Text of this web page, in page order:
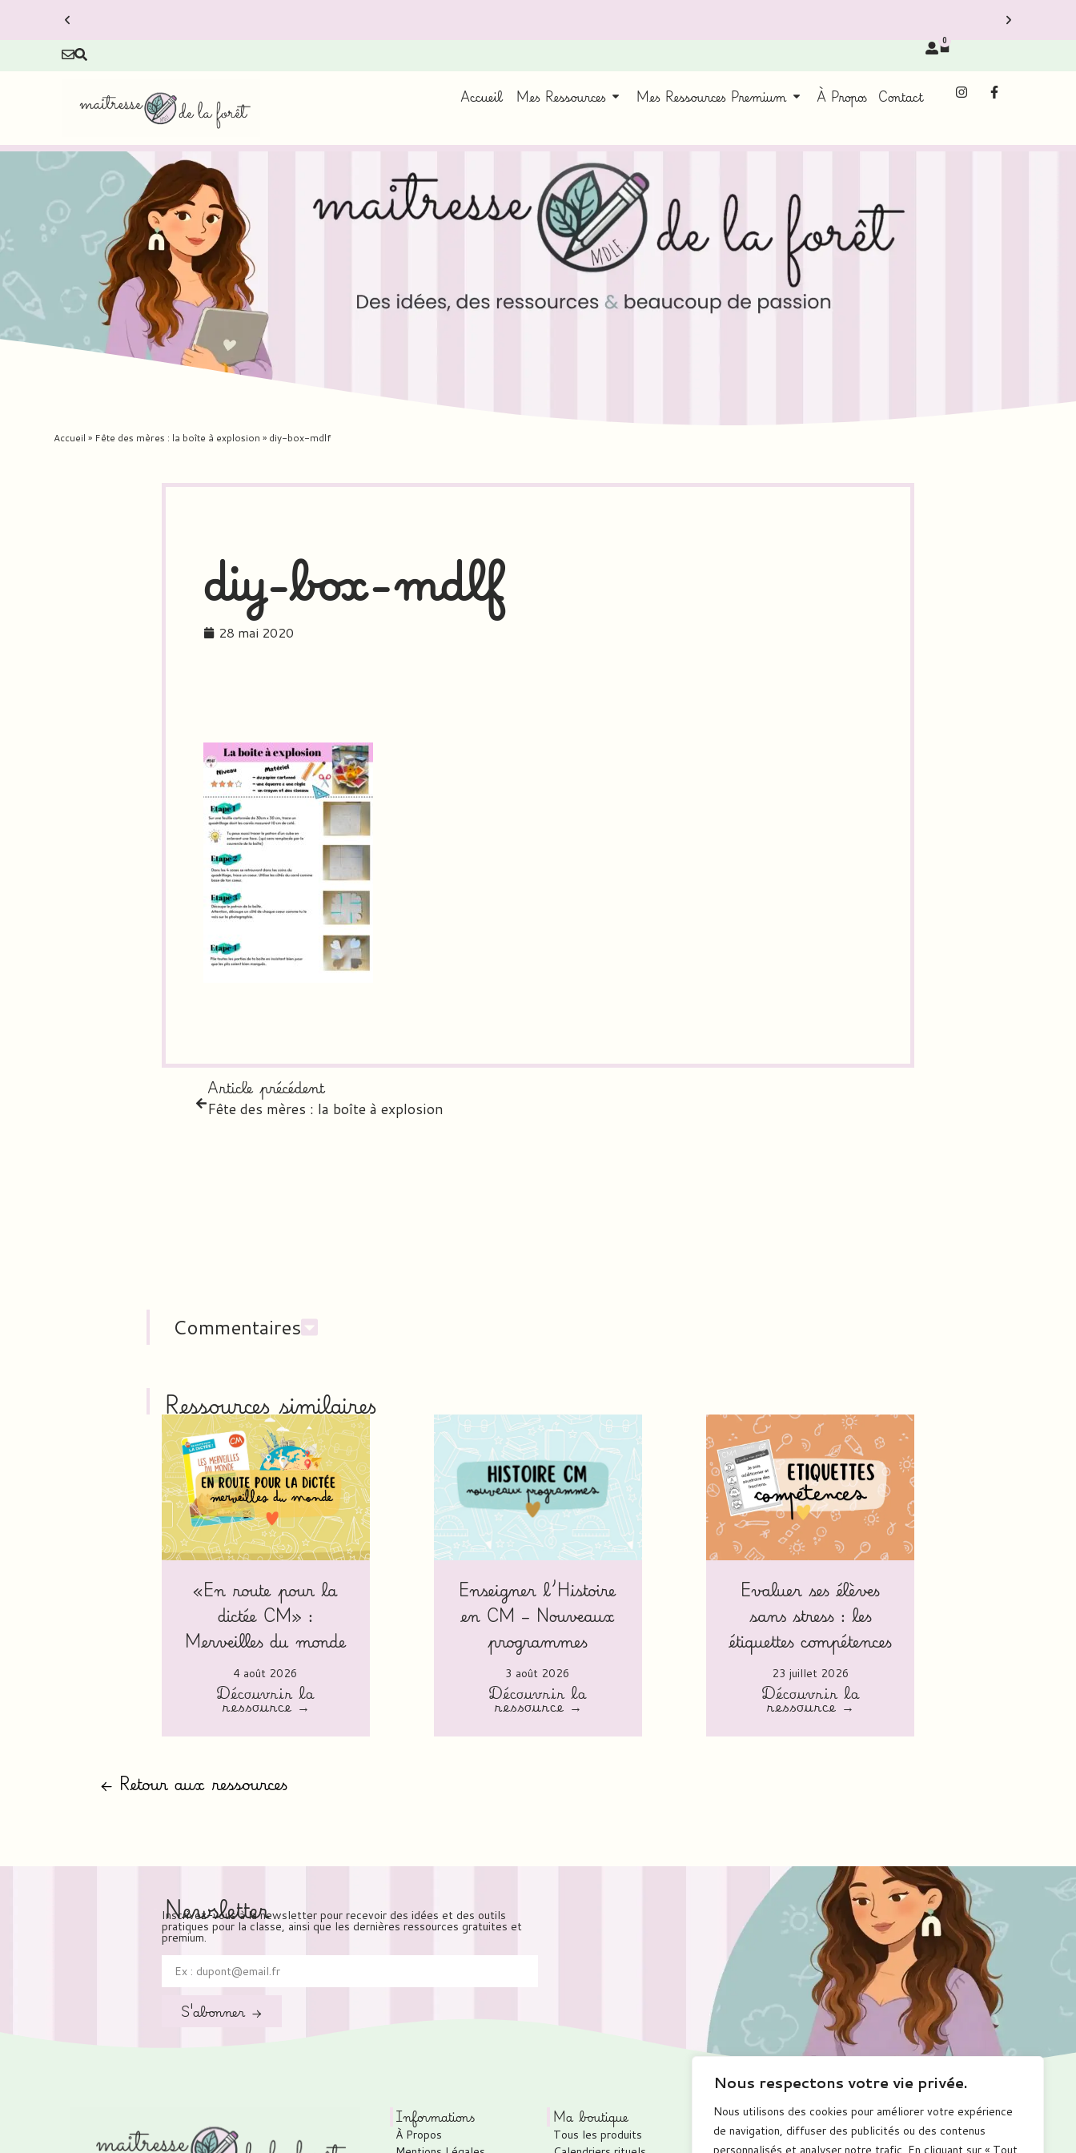
Nous respectons votre vie privée.
Nous utilisons des cookies pour améliorer votre expérience
de navigation, diffuser des publicités ou des contenus
personnalisés et analyser notre trafic. En cliquant sur « Tout
0
Accueil Mes Ressources Mes Ressources Premium À Propos Contact
Accueil » Fête des mères : la boîte à explosion » diy-box-mdlf
diy-box-mdlf
28 mai 2020
Article précédent
Fête des mères : la boîte à explosion
Commentaires
Ressources similaires
«En route pour la
dictée CM» :
Merveilles du monde
4 août 2026
Découvrir la
ressource →
Enseigner l’Histoire
en CM – Nouveaux
programmes
3 août 2026
Découvrir la
ressource →
Evaluer ses élèves
sans stress : les
étiquettes compétences
23 juillet 2026
Découvrir la
ressource →
← Retour aux ressources
Newsletter
Inscrivez-vous à la newsletter pour recevoir des idées et des outils
pratiques pour la classe, ainsi que les dernières ressources gratuites et
premium.
S'abonner →
Informations
À Propos
Ma boutique
Tous les produits
Me suivre